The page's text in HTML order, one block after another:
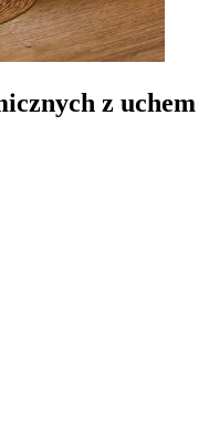
z uchem